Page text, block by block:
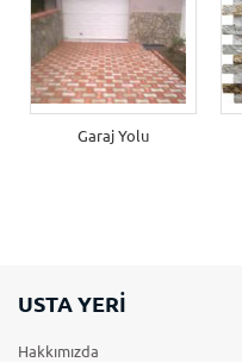
Garaj Yolu
USTA YERİ
Hakkımızda